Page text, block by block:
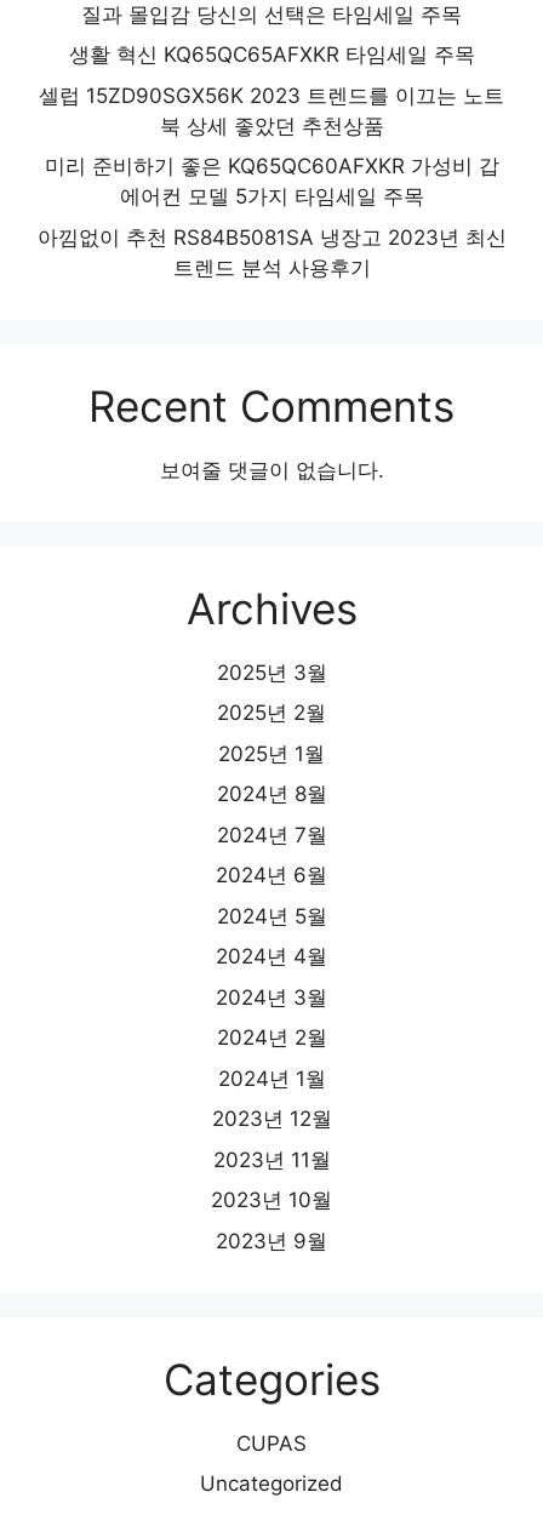
질과 몰입감 당신의 선택은 타임세일 주목
생활 혁신 KQ65QC65AFXKR 타임세일 주목
셀럽 15ZD90SGX56K 2023 트렌드를 이끄는 노트
북 상세 좋았던 추천상품
미리 준비하기 좋은 KQ65QC60AFXKR 가성비 갑
에어컨 모델 5가지 타임세일 주목
아낌없이 추천 RS84B5081SA 냉장고 2023년 최신
트렌드 분석 사용후기
Recent Comments
보여줄 댓글이 없습니다.
Archives
2025년 3월
2025년 2월
2025년 1월
2024년 8월
2024년 7월
2024년 6월
2024년 5월
2024년 4월
2024년 3월
2024년 2월
2024년 1월
2023년 12월
2023년 11월
2023년 10월
2023년 9월
Categories
CUPAS
Uncategorized